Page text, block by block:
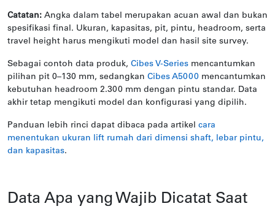
Catatan: Angka dalam tabel merupakan acuan awal dan bukan
spesifikasi final. Ukuran, kapasitas, pit, pintu, headroom, serta
travel height harus mengikuti model dan hasil site survey.
Sebagai contoh data produk, Cibes V-Series mencantumkan
pilihan pit 0–130 mm, sedangkan Cibes A5000 mencantumkan
kebutuhan headroom 2.300 mm dengan pintu standar. Data
akhir tetap mengikuti model dan konfigurasi yang dipilih.
Panduan lebih rinci dapat dibaca pada artikel cara
menentukan ukuran lift rumah dari dimensi shaft, lebar pintu,
dan kapasitas.
Data Apa yang Wajib Dicatat Saat